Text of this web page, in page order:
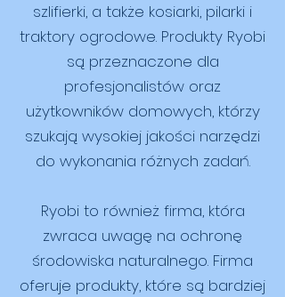
szlifierki, a także kosiarki, pilarki i
traktory ogrodowe. Produkty Ryobi
są przeznaczone dla
profesjonalistów oraz
użytkowników domowych, którzy
szukają wysokiej jakości narzędzi
do wykonania różnych zadań.
Ryobi to również firma, która
zwraca uwagę na ochronę
środowiska naturalnego. Firma
oferuje produkty, które są bardziej